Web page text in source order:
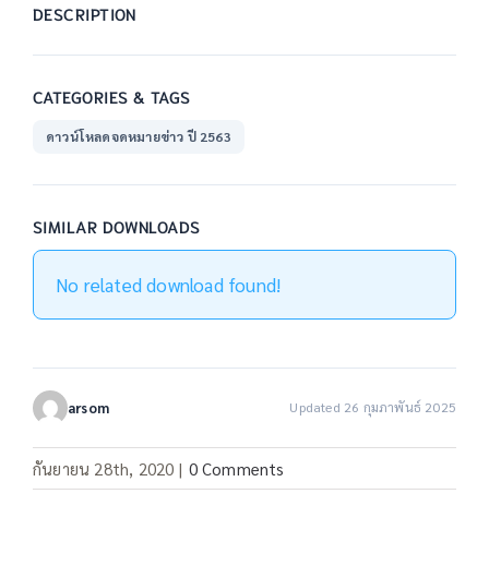
DESCRIPTION
CATEGORIES & TAGS
ดาวน์โหลดจดหมายข่าว ปี 2563
SIMILAR DOWNLOADS
No related download found!
arsom Updated 26 กุมภาพันธ์ 2025
กันยายน 28th, 2020 | 0 Comments